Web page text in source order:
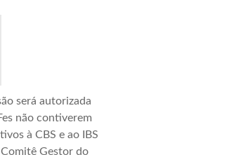
será autorizada
não contiverem
à CBS e ao IBS
Gestor do